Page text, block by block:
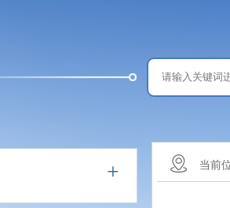
+ 当前